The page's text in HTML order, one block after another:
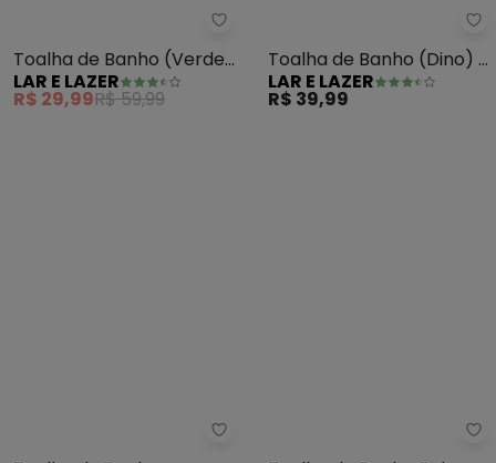
Lar e Lazer - Toalha de Banho
Toalha de Banho (Verde)
1 Peça
LAR E LAZER
R$ 29,99R$ 59,99
Toalha de Banho (Dino) 1
Peça
LAR E LAZER
R$ 39,99